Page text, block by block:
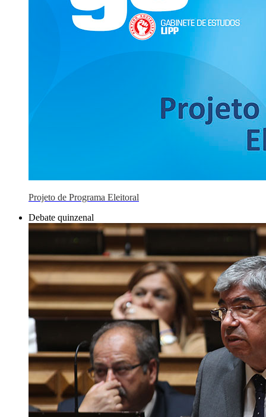
Projeto de Programa Eleitoral
Debate quinzenal